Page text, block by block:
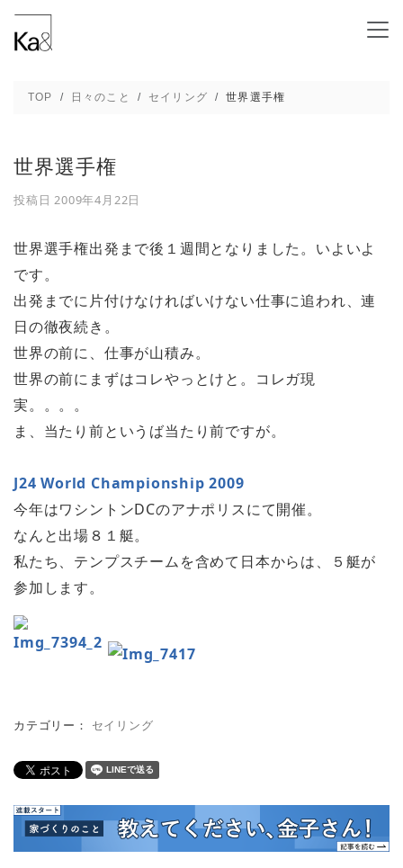
世界選手権 - 新潟の建築デザインと高断熱設
TOP 日々のこと セイリング 世界選手権
世界選手権
投稿日2009年4月22日
世界選手権出発まで後１週間となりました。いよいよ
です。
出発までに片付けなければいけない仕事に追われ、連
日の徹夜続き。
世界の前に、仕事が山積み。
世界の前にまずはコレやっとけと。コレガ現
実。。。。
ま、当たり前というば当たり前ですが。
J24 World Championship 2009
今年はワシントンDCのアナポリスにて開催。
なんと出場８１艇。
私たち、テンプスチームを含めて日本からは、５艇が
参加します。
カテゴリー： セイリング